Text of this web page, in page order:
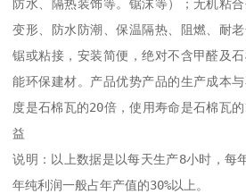
防水、隔热装饰等。锯沫等）；无机粘
变形、防水防潮、保温隔热、阻燃、耐老
锯或粘接，安装简便，绝对不含甲醛及
能环保建材。产品优势产品的生产成本
度是石棉瓦的20倍，使用寿命是石棉瓦
益
说明：以上数据是以每天生产8小时，每
年纯利润一般占年产值的30%以上。